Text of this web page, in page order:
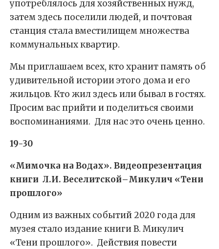
употреблялось для хозяйственных нужд,
затем здесь поселили людей, и почтовая
станция стала вместилищем множества
коммунальных квартир.
Мы приглашаем всех, кто хранит память об
удивительной истории этого дома и его
жильцов. Кто жил здесь или бывал в гостях.
Просим вас прийти и поделиться своими
воспоминаниями. Для нас это очень ценно.
19-30
«Мимочка на Водах». Видеопрезентация
книги Л.И. Веселитской–Микулич «Тени
прошлого»
Одним из важных событий 2020 года для
музея стало издание книги В. Микулич
«Тени прошлого». Действия повести